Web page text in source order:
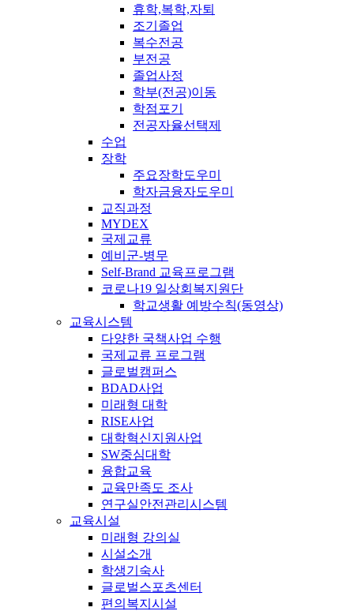
휴학,복학,자퇴
조기졸업
복수전공
부전공
졸업사정
학부(전공)이동
학점포기
전공자율선택제
수업
장학
주요장학도우미
학자금융자도우미
교직과정
MYDEX
국제교류
예비군-병무
Self-Brand 교육프로그램
코로나19 일상회복지원단
학교생활 예방수칙(동영상)
교육시스템
다양한 국책사업 수행
국제교류 프로그램
글로벌캠퍼스
BDAD사업
미래형 대학
RISE사업
대학혁신지원사업
SW중심대학
융합교육
교육만족도 조사
연구실안전관리시스템
교육시설
미래형 강의실
시설소개
학생기숙사
글로벌스포츠센터
편의복지시설